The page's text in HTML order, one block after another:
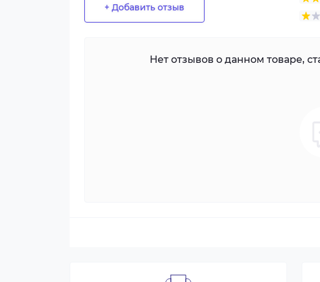
+ Добавить отзыв
Нет отзывов о данном товаре,